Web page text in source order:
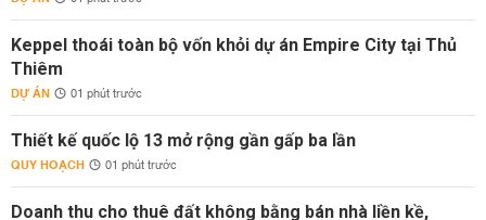
Keppel thoái toàn bộ vốn khỏi dự án Empire City tại Thủ
Thiêm
DỰ ÁN 01 phút trước
Thiết kế quốc lộ 13 mở rộng gần gấp ba lần
QUY HOẠCH 01 phút trước
Doanh thu cho thuê đất không bằng bán nhà liền kề,